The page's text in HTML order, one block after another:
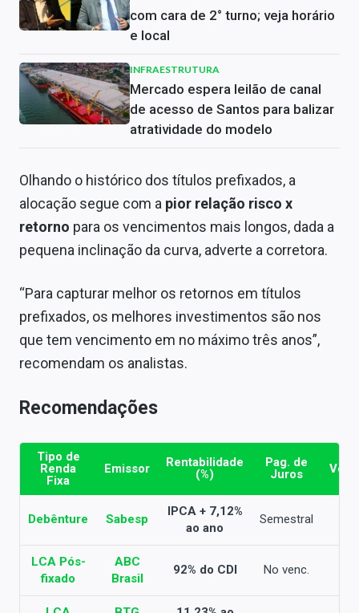
com cara de 2° turno; veja horário
e local
INFRAESTRUTURA
Mercado espera leilão de canal
de acesso de Santos para balizar
atratividade do modelo
Olhando o histórico dos títulos prefixados, a
alocação segue com a pior relação risco x
retorno para os vencimentos mais longos, dada a
pequena inclinação da curva, adverte a corretora.
“Para capturar melhor os retornos em títulos
prefixados, os melhores investimentos são nos
que tem vencimento em no máximo três anos”,
recomendam os analistas.
Recomendações
Tipo de
Renda
Fixa
Emissor
Rentabilidade
(%)
Pag. de
Juros
Debênture Sabesp
IPCA + 7,12%
ao ano
Semestral
LCA Pós-
fixado
ABC
Brasil
92% do CDI No venc.